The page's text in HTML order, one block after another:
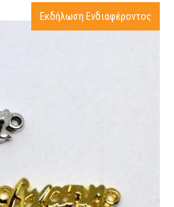
Εκδήλωση Ενδιαφέροντος